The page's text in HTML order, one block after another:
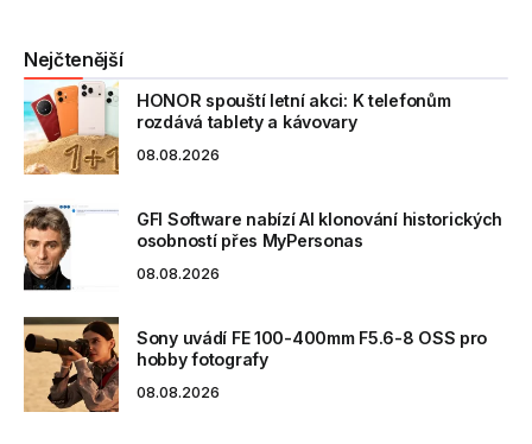
Nejčtenější
HONOR spouští letní akci: K telefonům
rozdává tablety a kávovary
08.08.2026
GFI Software nabízí AI klonování historických
osobností přes MyPersonas
08.08.2026
Sony uvádí FE 100-400mm F5.6-8 OSS pro
hobby fotografy
08.08.2026